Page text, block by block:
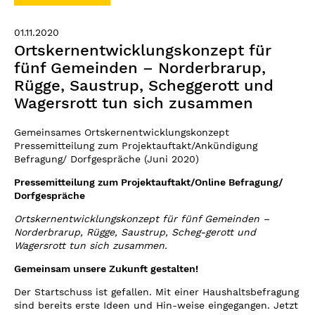
01.11.2020
Ortskernentwicklungskonzept für
fünf Gemeinden – Norderbrarup,
Rügge, Saustrup, Scheggerott und
Wagersrott tun sich zusammen
Gemeinsames Ortskernentwicklungskonzept
Pressemitteilung zum Projektauftakt/Ankündigung
Befragung/ Dorfgespräche (Juni 2020)
Pressemitteilung zum Projektauftakt/Online Befragung/
Dorfgespräche
Ortskernentwicklungskonzept für fünf Gemeinden –
Norderbrarup, Rügge, Saustrup, Scheg-gerott und
Wagersrott tun sich zusammen.
Gemeinsam unsere Zukunft gestalten!
Der Startschuss ist gefallen. Mit einer Haushaltsbefragung
sind bereits erste Ideen und Hin-weise eingegangen. Jetzt